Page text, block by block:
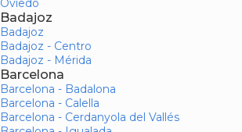
Oviedo
Badajoz
Badajoz
Badajoz - Centro
Badajoz - Mérida
Barcelona
Barcelona - Badalona
Barcelona - Calella
Barcelona - Cerdanyola del Vallés